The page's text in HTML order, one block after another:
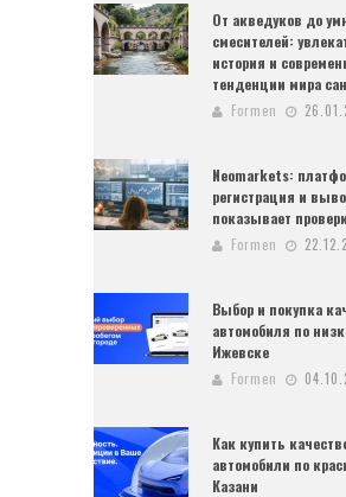
От акведуков до
смесителей:
история и
тенденции мира
Formen
Neomarkets:
регистрация и
показывает
Formen
Выбор и покупка
автомобиля по
Ижевске
Formen
Как купить
автомобили по
Казани